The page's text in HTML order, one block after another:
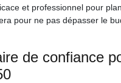
et professionnel pour
pour ne pas dépasser le
de confiance